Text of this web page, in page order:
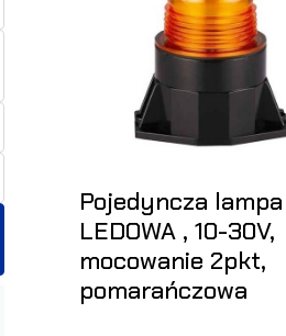
Pojedyncza lampa
LEDOWA , 10-30V,
mocowanie 2pkt,
pomarańczowa